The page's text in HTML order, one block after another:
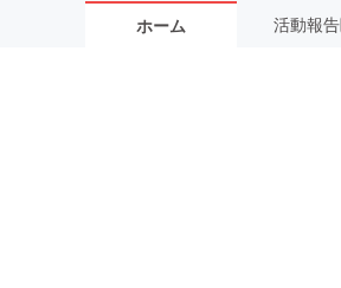
ホーム 活動報告